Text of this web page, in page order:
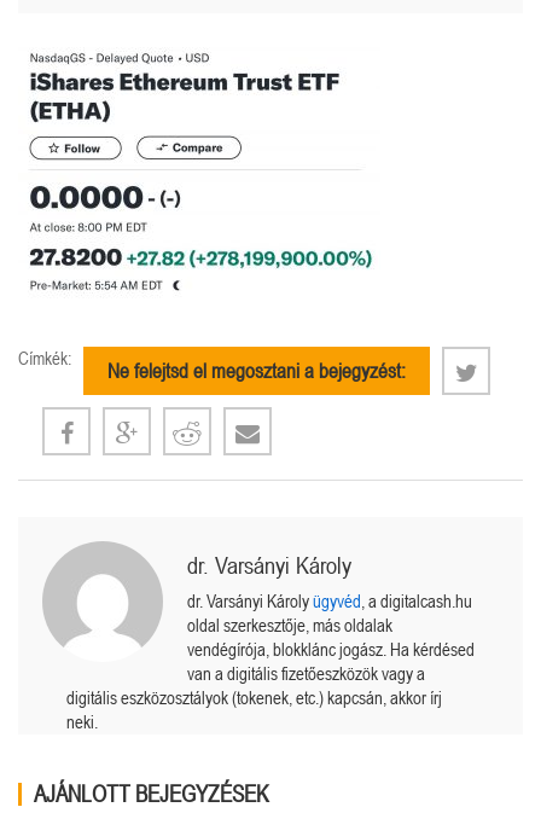
Címkék:
Ne felejtsd el megosztani a bejegyzést:
dr. Varsányi Károly
dr. Varsányi Károlyügyvéd , a digitalcash.hu
oldal szerkesztője, más oldalak
vendégírója, blokklánc jogász. Ha kérdésed
van a digitális fizetőeszközök vagy a
digitális eszközosztályok (tokenek, etc.) kapcsán, akkor írj
neki.
AJÁNLOTT BEJEGYZÉSEK